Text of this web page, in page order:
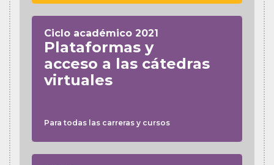
Ciclo académico 2021
Plataformas y
acceso a las cátedras
virtuales
Para todas las carreras y cursos